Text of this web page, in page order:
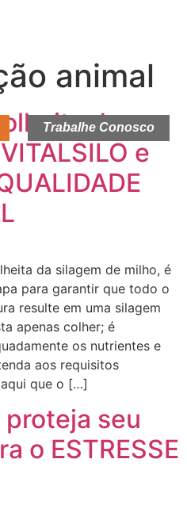
Trabalhe Conosco
animal
de
e
da silagem de milho, é
para garantir que todo o
resulte em uma silagem
apenas colher; é
os nutrientes e
aos requisitos
que o […]
proteja seu
o ESTRESSE